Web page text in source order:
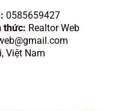
0585659427
thức: Realtor Web
Việt Nam